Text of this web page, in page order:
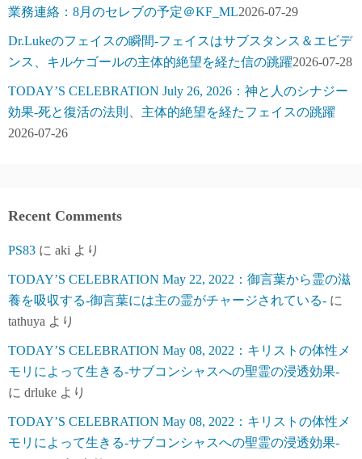
業務連絡：8月のセレブの予定＠KF_ML2026-07-29
Dr.Lukeのフェイスの瞬間-フェイスはサブスタンス＆エビデ
ンス、キルケゴールの主体的絶望を経た信の跳躍2026-07-28
TODAY’S CELEBRATION July 26, 2026：神と人のシナジー
効果-死と復活の法則、主体的絶望を経たフェイスの跳躍
2026-07-26
Recent Comments
PS83 に aki より
TODAY’S CELEBRATION May 22, 2022：御言葉から霊の滋
養を吸収する-御言葉には主の霊がチャージされている- に
tathuya より
TODAY’S CELEBRATION May 08, 2022：キリストの体性メ
モリによって生きる-サブコンシャスへの聖霊の浸透効果-
に drluke より
TODAY’S CELEBRATION May 08, 2022：キリストの体性メ
モリによって生きる-サブコンシャスへの聖霊の浸透効果-